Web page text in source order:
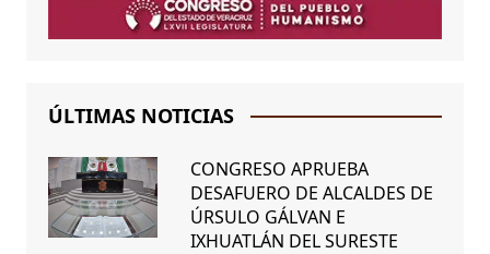
ÚLTIMAS NOTICIAS
CONGRESO APRUEBA
DESAFUERO DE ALCALDES DE
ÚRSULO GÁLVAN E
IXHUATLÁN DEL SURESTE